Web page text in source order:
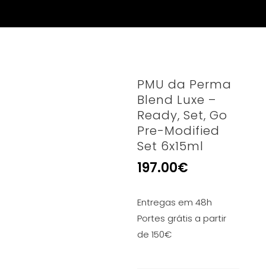
PMU da Perma
Blend Luxe –
Ready, Set, Go
Pre-Modified
Set 6x15ml
197.00€
Entregas em 48h
Portes grátis a partir
de 150€